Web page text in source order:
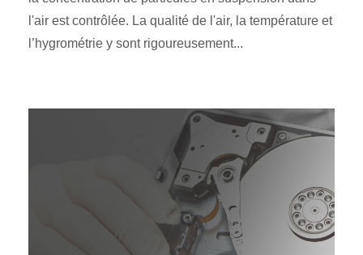
l'air est contrôlée. La qualité de l'air, la température et
l’hygrométrie y sont rigoureusement...